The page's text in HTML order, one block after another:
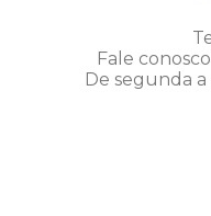
Fale
De segunda a